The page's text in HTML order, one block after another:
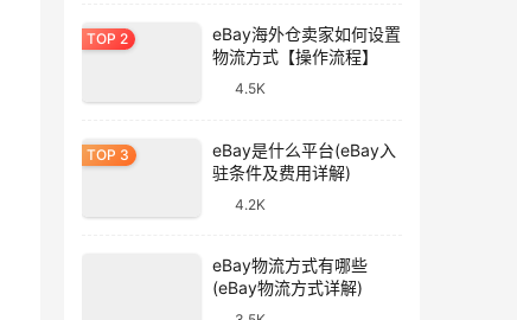
eBay海外仓卖家如何设置
物流方式【操作流程】
4.5K
eBay是什么平台(eBay入
驻条件及费用详解)
4.2K
eBay物流方式有哪些
(eBay物流方式详解)